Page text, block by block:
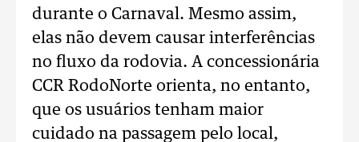
durante o Carnaval. Mesmo assim,
elas não devem causar interferências
no fluxo da rodovia. A concessionária
CCR RodoNorte orienta, no entanto,
que os usuários tenham maior
cuidado na passagem pelo local,